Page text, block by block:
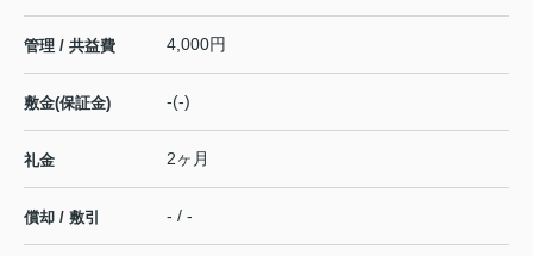
管理 / 共益費 4,000円
敷金(保証金) -(-)
礼金 2ヶ月
償却 / 敷引 - / -